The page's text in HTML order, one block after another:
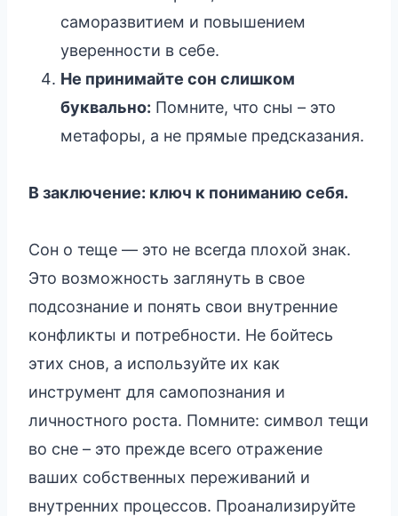
саморазвитием и повышением
уверенности в себе.
Не принимайте сон слишком
буквально: Помните, что сны – это
метафоры, а не прямые предсказания.
В заключение: ключ к пониманию себя.
Сон о теще — это не всегда плохой знак.
Это возможность заглянуть в свое
подсознание и понять свои внутренние
конфликты и потребности. Не бойтесь
этих снов, а используйте их как
инструмент для самопознания и
личностного роста. Помните: символ тещи
во сне – это прежде всего отражение
ваших собственных переживаний и
внутренних процессов. Проанализируйте